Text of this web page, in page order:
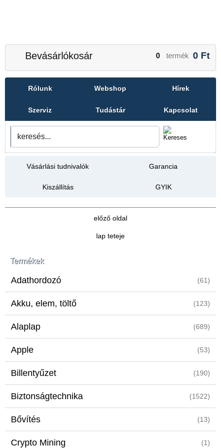
Bevásárlókosár 0 termék 0 Ft
Rólunk Webshop Hírek
Szerviz Tudástár Kapcsolat
Vásárlási tudnivalók Garancia
Kiszállítás GYIK
Termékek
Adathordozó (61)
Akku, elem, töltő (123)
Alaplap (689)
Apple (53)
Billentyűzet (190)
Biztonságtechnika (1522)
Bővítés (13)
Crypto Mining (1)
előző oldal
lap teteje